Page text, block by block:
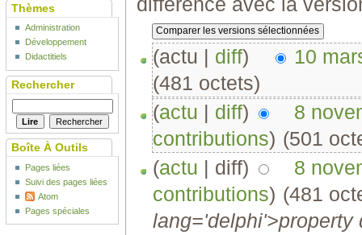
(actu | diff)
10
(481 octets)
(actu | diff)
8
contributions) (501
(actu | diff)
8
contributions) (481
lang='delphi'>property
Thèmes
Administration
Développement
Didactitiels
Rechercher
Boîte À Outils
Pages liées
Suivi des pages liées
Atom
Pages spéciales